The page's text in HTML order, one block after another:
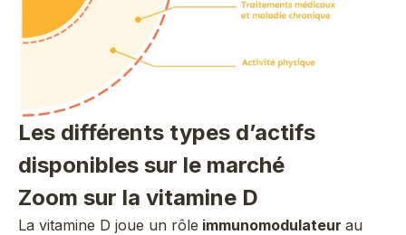
Les différents types d’actifs
disponibles sur le marché
Zoom sur la vitamine D
La vitamine D joue un rôle immunomodulateur au